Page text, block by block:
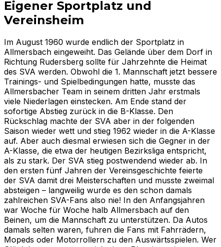
Eigener Sportplatz und
Vereinsheim
Im August 1960 wurde endlich der Sportplatz in
Allmersbach eingeweiht. Das Gelände über dem Dorf in
Richtung Rudersberg sollte für Jahrzehnte die Heimat
des SVA werden. Obwohl die 1. Mannschaft jetzt bessere
Trainings- und Spielbedingungen hatte, musste das
Allmersbacher Team in seinem dritten Jahr erstmals
viele Niederlagen einstecken. Am Ende stand der
sofortige Abstieg zurück in die B-Klasse. Den
Rückschlag machte der SVA aber in der folgenden
Saison wieder wett und stieg 1962 wieder in die A-Klasse
auf. Aber auch diesmal erwiesen sich die Gegner in der
A-Klasse, die etwa der heutigen Bezirksliga entspricht,
als zu stark. Der SVA stieg postwendend wieder ab. In
den ersten fünf Jahren der Vereinsgeschichte feierte
der SVA damit drei Meisterschaften und musste zweimal
absteigen – langweilig wurde es den schon damals
zahlreichen SVA-Fans also nie! In den Anfangsjahren
war Woche für Woche halb Allmersbach auf den
Beinen, um die Mannschaft zu unterstützen. Da Autos
damals selten waren, fuhren die Fans mit Fahrrädern,
Mopeds oder Motorrollern zu den Auswärtsspielen. Wer